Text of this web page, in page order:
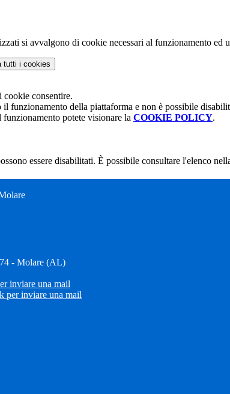
si avvalgono di cookie necessari al funzionamento ed
tutti i cookies
cookie consentire.
funzionamento della piattaforma e non è possibile
potete visionare la COOKIE POLICY.
essere disabilitati. È possibile consultare l'elenco
- Molare (AL)
inviare una mail
per inviare una mail